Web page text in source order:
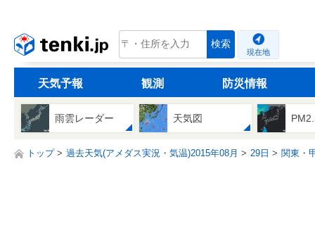
tenki.jp 検索
現在地
天気予報 観測 防災情報
雨雲レーダー 天気図
トップ 過去天気(アメダス実況・気温)2015年08月 29日 関東・